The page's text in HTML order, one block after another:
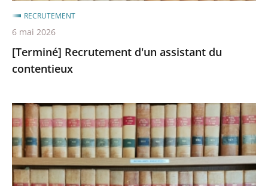
[Terminé] Recrutement d'un assistant du
contentieux
RECRUTEMENT
6 mai 2026
[Terminé]
RECRUTEMENT
TERMINE
(vacataire
de